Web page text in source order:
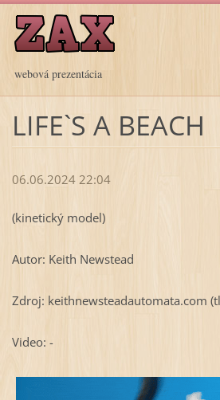
webová prezentácia
LIFE`S A BEACH
06.06.2024 22:04
(kinetický model)
Autor: Keith Newstead
Zdroj: keithnewsteadautomata.com
Video: -